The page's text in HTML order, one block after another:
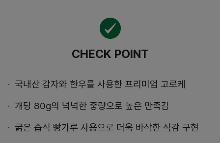
CHECK POINT
국내산 감자와 한우를 사용한 프리미엄 고로케
개당 80g의 넉넉한 중량으로 높은 만족감
굵은 습식 빵가루 사용으로 더욱 바삭한 식감 구현